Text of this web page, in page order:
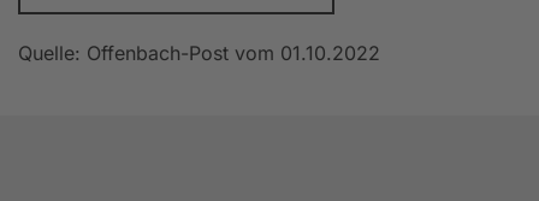
Quelle: Offenbach-Post vom 01.10.2022